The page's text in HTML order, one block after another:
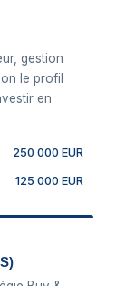
gestion
le profil
en
250 000 EUR
125 000 EUR